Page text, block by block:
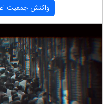
واكنش جمعیت